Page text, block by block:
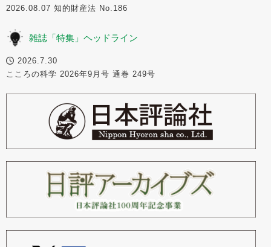
2026.08.07 知的財産法 No.186
雑誌「特集」ヘッドライン
2026.7.30
こころの科学 2026年9月号 通巻 249号